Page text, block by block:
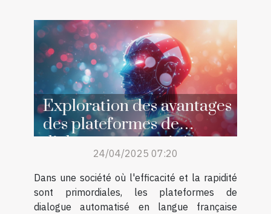
Exploration des avantages
des plateformes de
dialogue automatisé en
français24/04/2025 07:20
Dans une société où l'efficacité et la rapidité
sont primordiales, les plateformes de
dialogue automatisé en langue française